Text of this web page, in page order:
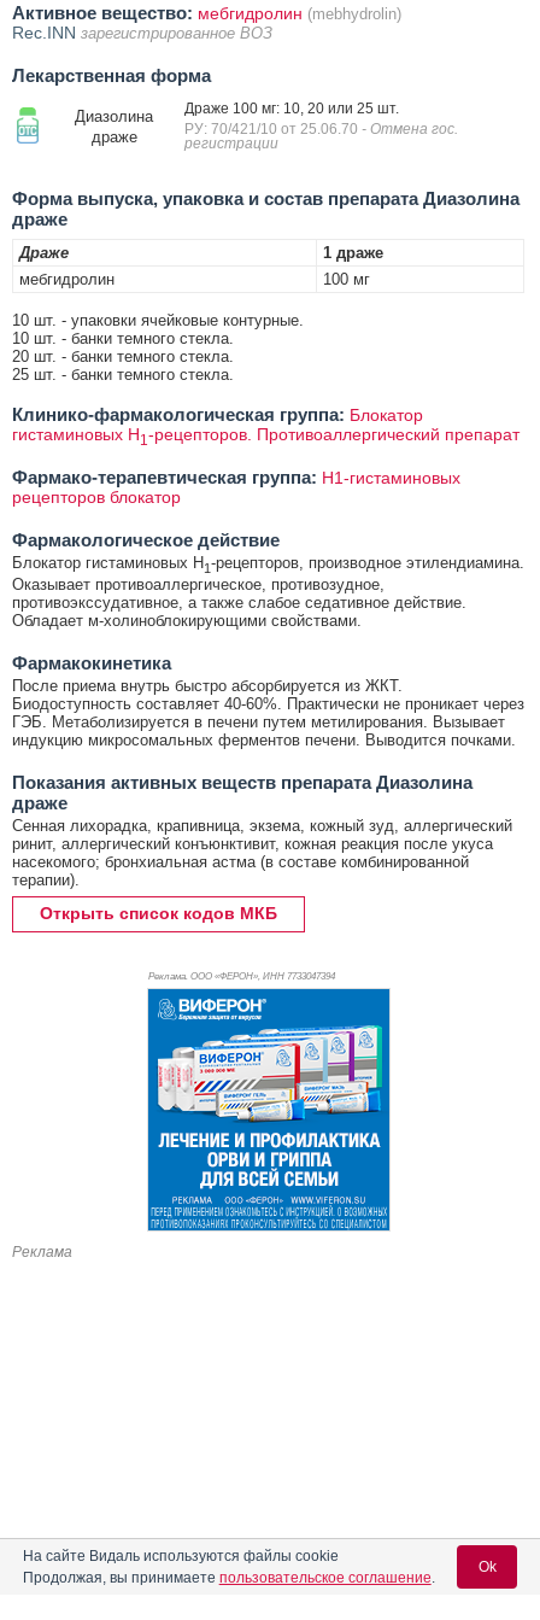
Активное вещество: мебгидролин (mebhydrolin)
Rec.INN зарегистрированное ВОЗ
Лекарственная форма
Диазолина
драже
Драже 100 мг: 10, 20 или 25 шт.
РУ: 70/421/10 от 25.06.70 - Отмена гос.
регистрации
Форма выпуска, упаковка и состав препарата Диазолина
драже
Драже
1 драже
мебгидролин
100 мг
10 шт. - упаковки ячейковые контурные.
10 шт. - банки темного стекла.
20 шт. - банки темного стекла.
25 шт. - банки темного стекла.
Клинико-фармакологическая группа: Блокатор
гистаминовых Н1 -рецепторов. Противоаллергический препарат
Фармако-терапевтическая группа: H1-гистаминовых
рецепторов блокатор
Фармакологическое действие
Блокатор гистаминовых H 1-рецепторов, производное этилендиамина.
Оказывает противоаллергическое, противозудное,
противоэкссудативное, а также слабое седативное действие.
Обладает м-холиноблокирующими свойствами.
Фармакокинетика
После приема внутрь быстро абсорбируется из ЖКТ.
Биодоступность составляет 40-60%. Практически не проникает через
ГЭБ. Метаболизируется в печени путем метилирования. Вызывает
индукцию микросомальных ферментов печени. Выводится почками.
Показания активных веществ препарата Диазолина
драже
Сенная лихорадка, крапивница, экзема, кожный зуд, аллергический
ринит, аллергический конъюнктивит, кожная реакция после укуса
насекомого; бронхиальная астма (в составе комбинированной
терапии).
Открыть список кодов МКБ
Реклама. ООО «ФЕРОН», ИНН 7733047394
Реклама
На сайте Видаль используются файлы cookie
Продолжая, вы принимаете пользовательское соглашение.
Ok